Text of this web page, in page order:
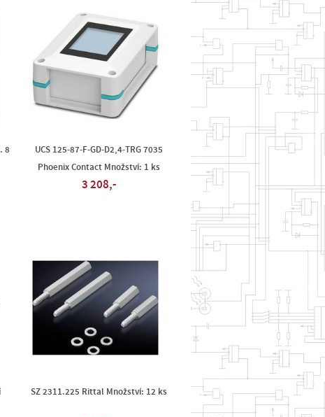
8
UCS 125-87-F-GD-D2,4-TRG 7035
Phoenix Contact Množství: 1 ks
3 208,-
SZ 2311.225 Rittal Množství: 12 ks